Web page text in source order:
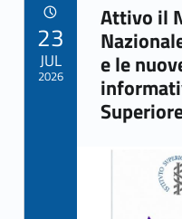
Link identifier archive #link-archive-1325
Attivo il
e le
Link identifier archive #link-archive-thumb-soap-11398
23
JUL
2026